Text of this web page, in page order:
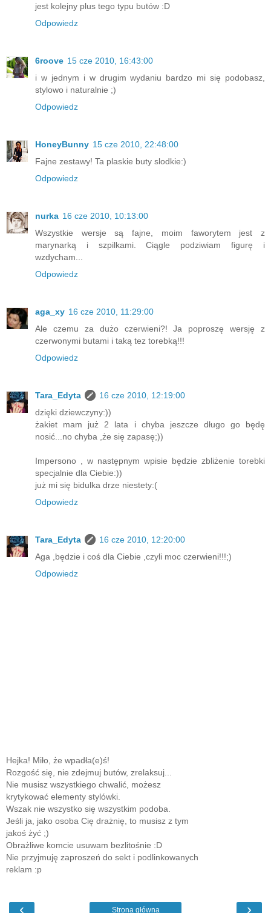
jest kolejny plus tego typu butów :D
Odpowiedz
6roove 15 cze 2010, 16:43:00
i w jednym i w drugim wydaniu bardzo mi się podobasz,
stylowo i naturalnie ;)
Odpowiedz
HoneyBunny 15 cze 2010, 22:48:00
Fajne zestawy! Ta plaskie buty slodkie:)
Odpowiedz
nurka 16 cze 2010, 10:13:00
Wszystkie wersje są fajne, moim faworytem jest z
marynarką i szpilkami. Ciągle podziwiam figurę i
wzdycham...
Odpowiedz
aga_xy 16 cze 2010, 11:29:00
Ale czemu za dużo czerwieni?! Ja poproszę wersję z
czerwonymi butami i taką tez torebką!!!
Odpowiedz
Tara_Edyta
16 cze 2010, 12:19:00
dzięki dziewczyny:))
żakiet mam już 2 lata i chyba jeszcze długo go będę
nosić...no chyba ,że się zapasę;))
Impersono , w następnym wpisie będzie zbliżenie torebki
specjalnie dla Ciebie:))
już mi się bidulka drze niestety:(
Odpowiedz
Tara_Edyta
16 cze 2010, 12:20:00
Aga ,będzie i coś dla Ciebie ,czyli moc czerwieni!!!;)
Odpowiedz
Hejka! Miło, że wpadła(e)ś!
Rozgość się, nie zdejmuj butów, zrelaksuj...
Nie musisz wszystkiego chwalić, możesz
krytykować elementy stylówki.
Wszak nie wszystko się wszystkim podoba.
Jeśli ja, jako osoba Cię drażnię, to musisz z tym
jakoś żyć ;)
Obrażliwe komcie usuwam bezlitośnie :D
Nie przyjmuję zaproszeń do sekt i podlinkowanych
reklam :p
‹ ›
Strona główna